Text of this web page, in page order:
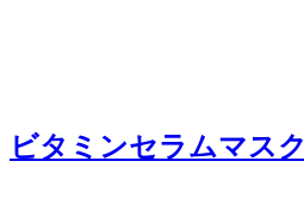
ビタミンセラムマスク